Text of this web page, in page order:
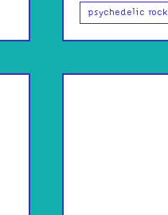
psychedelic rock